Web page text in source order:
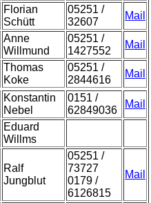
Florian
Schütt
05251 /
32607
Mail
Anne
Willmund
05251 /
1427552
Mail
Thomas
Koke
05251 /
2844616
Mail
Konstantin
Nebel
0151 /
62849036
Mail
Eduard
Willms
Ralf
Jungblut
05251 /
73727
0179 /
6126815
Mail